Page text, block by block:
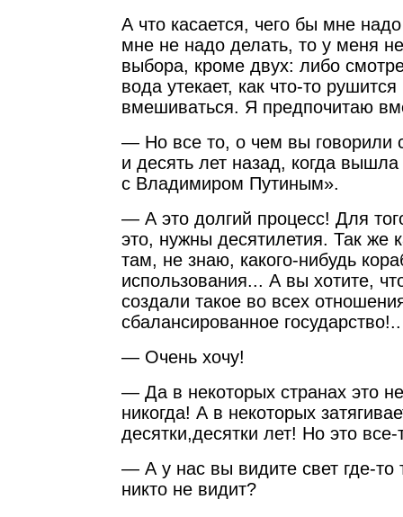
А что касается, чего бы мне
мне не надо делать, то у меня не
выбора, кроме двух: либо
вода утекает, как что-то
вмешиваться. Я предпочитаю
— Но все то, о чем вы говорили
и десять лет назад, когда
с Владимиром Путиным».
— А это долгий процесс! Для
это, нужны десятилетия. Так же
там, не знаю, какого-нибудь
использования... А вы хотите,
создали такое во всех
сбалансированное
— Очень хочу!
— Да в некоторых странах это
никогда! А в некоторых
десятки,десятки лет! Но это
— А у нас вы видите свет где-то
никто не видит?